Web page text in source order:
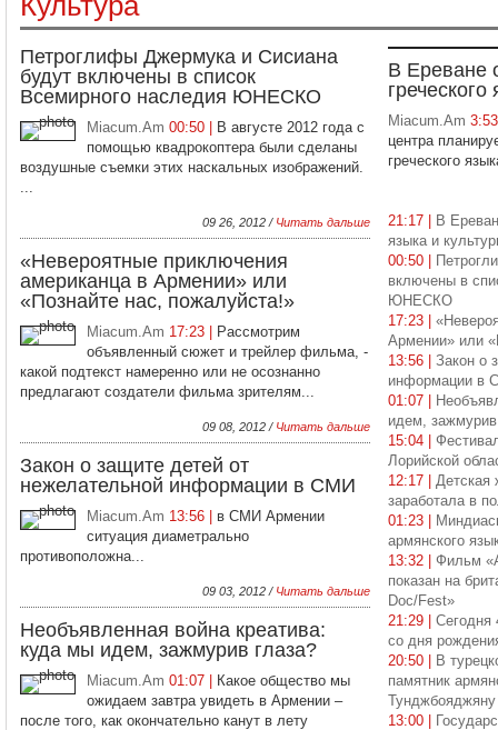
Петроглифы Джермука и Сисиана
будут включены в список
Всемирного наследия ЮНЕСКО
Miacum.Am 00:50 |
В августе 2012 года с
помощью квадрокоптера были сделаны
воздушные съемки этих наскальных изображений.
...
09 26, 2012 / Читать дальше
«Невероятные приключения
американца в Армении» или
«Познайте нас, пожалуйста!»
Miacum.Am 17:23 |
Рассмотрим
объявленный сюжет и трейлер фильма, -
какой подтекст намеренно или не осознанно
предлагают создатели фильма зрителям...
09 08, 2012 / Читать дальше
Закон о защите детей от
нежелательной информации в СМИ
Miacum.Am 13:56 | в СМИ Армении
ситуация диаметрально
противоположна...
09 03, 2012 / Читать дальше
Необъявленная война креатива:
куда мы идем, зажмурив глаза?
Miacum.Am 01:07 |
Какое общество мы
ожидаем завтра увидеть в Армении –
после того, как окончательно канут в лету
В Ереване
Miacum.Am
центра
греческого
21:17 |
В
языка и
00:50 |
включены в
ЮНЕСКО
17:23 |
Армении» или
13:56 | Закон о
информации в
01:07 |
идем, зажмурив
15:04 |
Лорийской
12:17 | Детская
заработала в
01:23 |
армянского
13:32 | Фильм
показан на
Doc/Fest»
21:29 | Сегодня
со дня
20:50 |
В
памятник
Тунджбояджяну
13:00 |